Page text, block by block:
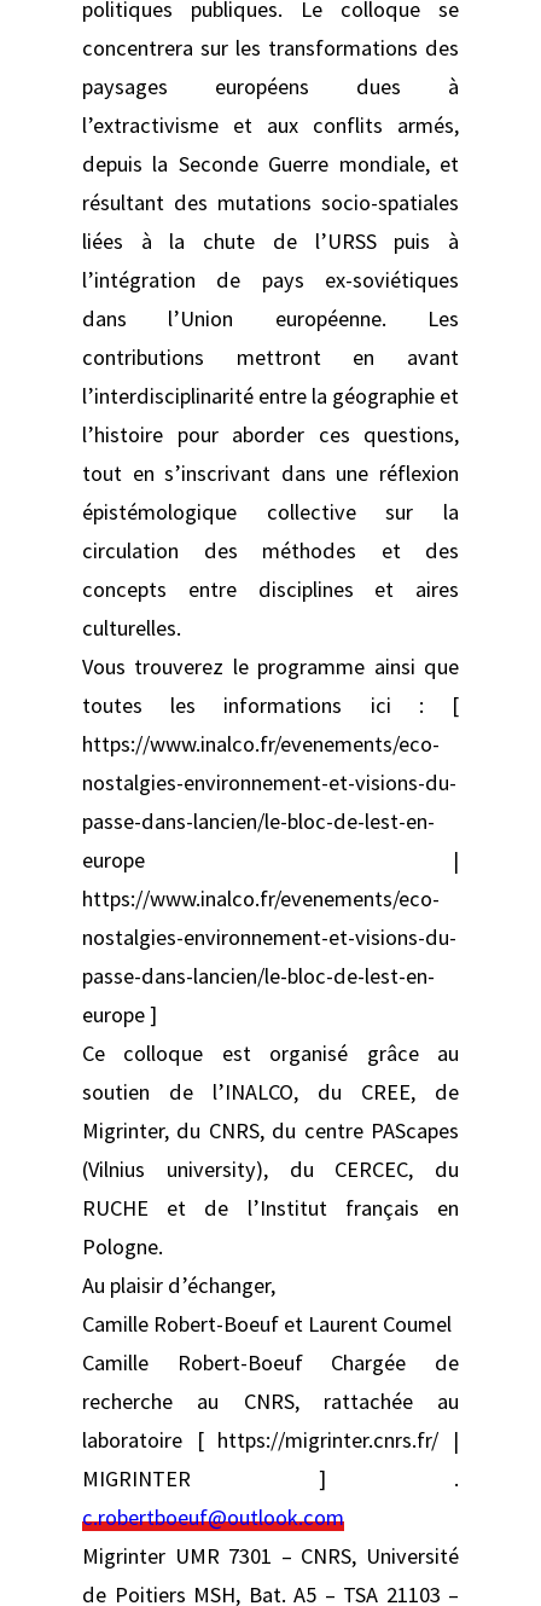
politiques publiques. Le colloque se
concentrera sur les transformations des
paysages européens dues à
l’extractivisme et aux conflits armés,
depuis la Seconde Guerre mondiale, et
résultant des mutations socio-spatiales
liées à la chute de l’URSS puis à
l’intégration de pays ex-soviétiques
dans l’Union européenne. Les
contributions mettront en avant
l’interdisciplinarité entre la géographie et
l’histoire pour aborder ces questions,
tout en s’inscrivant dans une réflexion
épistémologique collective sur la
circulation des méthodes et des
concepts entre disciplines et aires
culturelles.
Vous trouverez le programme ainsi que
toutes les informations ici : [
https://www.inalco.fr/evenements/eco-
nostalgies-environnement-et-visions-du-
passe-dans-lancien/le-bloc-de-lest-en-
europe |
https://www.inalco.fr/evenements/eco-
nostalgies-environnement-et-visions-du-
passe-dans-lancien/le-bloc-de-lest-en-
europe ]
Ce colloque est organisé grâce au
soutien de l’INALCO, du CREE, de
Migrinter, du CNRS, du centre PAScapes
(Vilnius university), du CERCEC, du
RUCHE et de l’Institut français en
Pologne.
Au plaisir d’échanger,
Camille Robert-Boeuf et Laurent Coumel
Camille Robert-Boeuf Chargée de
recherche au CNRS, rattachée au
laboratoire [ https://migrinter.cnrs.fr/ |
MIGRINTER ] .
c.robertboeuf@outlook.com
Migrinter UMR 7301 – CNRS, Université
de Poitiers MSH, Bat. A5 – TSA 21103 –